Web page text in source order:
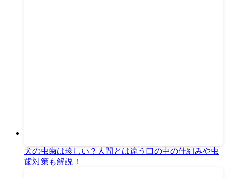
犬の虫歯は珍しい？人間とは違う口の中の仕組みや虫
歯対策も解説！